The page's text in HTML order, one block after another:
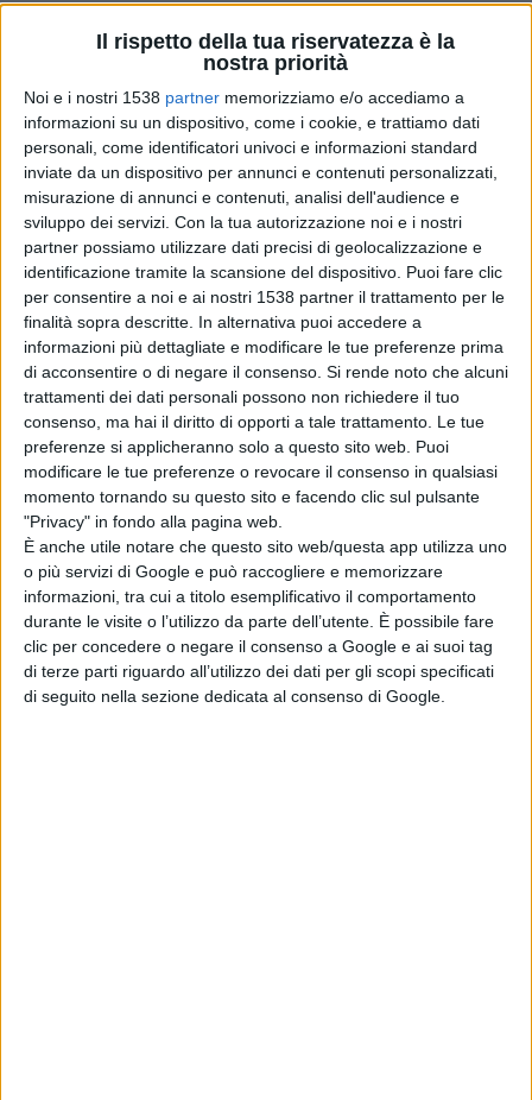
Il rispetto della tua riservatezza è la
nostra priorità
Noi e i nostri 1538 partner memorizziamo e/o accediamo a
informazioni su un dispositivo, come i cookie, e trattiamo dati
personali, come identificatori univoci e informazioni standard
inviate da un dispositivo per annunci e contenuti personalizzati,
misurazione di annunci e contenuti, analisi dell'audience e
sviluppo dei servizi. Con la tua autorizzazione noi e i nostri
partner possiamo utilizzare dati precisi di geolocalizzazione e
identificazione tramite la scansione del dispositivo. Puoi fare clic
per consentire a noi e ai nostri 1538 partner il trattamento per le
finalità sopra descritte. In alternativa puoi accedere a
informazioni più dettagliate e modificare le tue preferenze prima
di acconsentire o di negare il consenso. Si rende noto che alcuni
trattamenti dei dati personali possono non richiedere il tuo
consenso, ma hai il diritto di opporti a tale trattamento. Le tue
preferenze si applicheranno solo a questo sito web. Puoi
modificare le tue preferenze o revocare il consenso in qualsiasi
momento tornando su questo sito e facendo clic sul pulsante
"Privacy" in fondo alla pagina web.
È anche utile notare che questo sito web/questa app utilizza uno
o più servizi di Google e può raccogliere e memorizzare
informazioni, tra cui a titolo esemplificativo il comportamento
durante le visite o l’utilizzo da parte dell’utente. È possibile fare
clic per concedere o negare il consenso a Google e ai suoi tag
di terze parti riguardo all’utilizzo dei dati per gli scopi specificati
di seguito nella sezione dedicata al consenso di Google.
elemento di ordine filosofico o addirittura religioso.
Ciononostante, LSCA ha una sua etica, che promuove il
miglioramento integrale della persona attraverso un
continuo superamento dei propri limiti e lo sviluppo
armonico delle sue capacità in un clima sempre
incoraggiante e stimolante. Pur non essendo
ufficialmente un fan club, LSCA condivide una passione
(pur avendola concretizzata in modo differente da
chiunque altro) con tanti e tanti gruppi “ufficiali”. In più,
per la sua stessa natura, rappresenta un modo nuovo e
diverso di trasformare questi sogni in realtà, prendendo
– nel suo caso – un’arma immaginaria e costruendo
attorno ad essa una pratica sportiva. Per questo
partecipa frequentemente ad eventi inerenti al tema del
fantastico e della fantascienza. Per sostenere i sogni di
tanti e tanti e mostrare a tutti il proprio modo originale
di interpretarli. Il mondo dello sport si divide oggi
tradizionalmente in due aree: professionismo e
dilettantismo. La differenza sta essenzialmente nella